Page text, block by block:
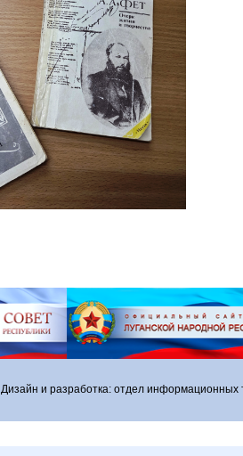
Дизайн и разработка: отдел информационных